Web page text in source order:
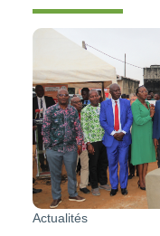
Actualités